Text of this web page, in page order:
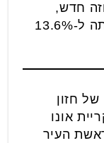
חדש,
בראשות ליאת גרוסמן-תמיר, שזכתה ל-13.6%
חזון
אונו
העיר